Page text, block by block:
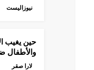
نيوزاليست
حين يغيب
والأطفال
لارا صقر